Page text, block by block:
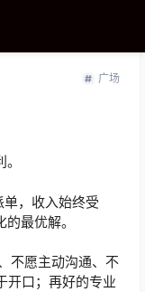
广场
，收入始终受
最优解。
不愿主动沟通、不
开口；再好的专业